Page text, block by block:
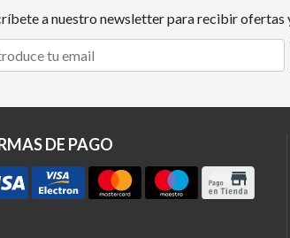
a nuestro newsletter para recibir ofertas
DE PAGO